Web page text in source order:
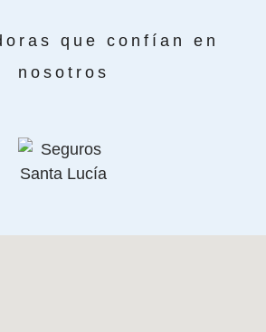
que confían en
nosotros